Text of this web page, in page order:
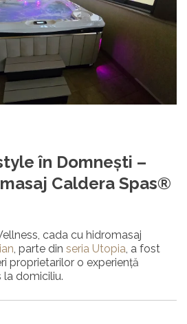
în Domneşti –
Caldera Spas®
cada cu hidromasaj
, parte din seria Utopia, a fost
proprietarilor o experiență
domiciliu.